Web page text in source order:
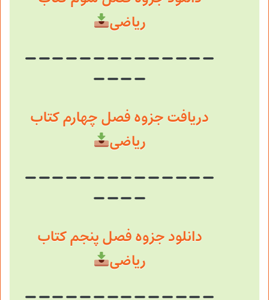
ریاضی
دریافت جزوه فصل چهارم کتاب
ریاضی
دانلود جزوه فصل پنجم کتاب
ریاضی